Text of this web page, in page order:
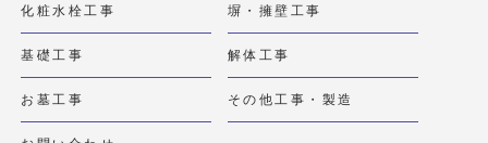
化粧水栓工事 塀・擁壁工事
基礎工事 解体工事
お墓工事 その他工事・製造